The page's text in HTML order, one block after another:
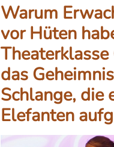
Warum
vor Hüten
das
Schlange, die
Elefanten